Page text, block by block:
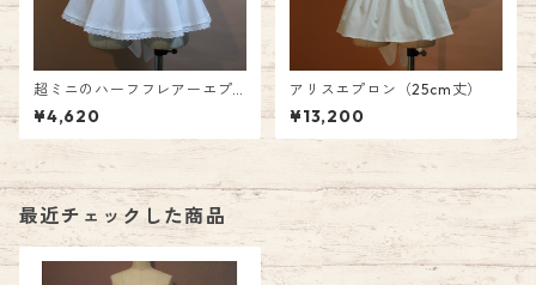
超ミニのハーフフレアーエプ
ロン
¥4,620
アリスエプロン（25cm丈）
¥13,200
最近チェックした商品